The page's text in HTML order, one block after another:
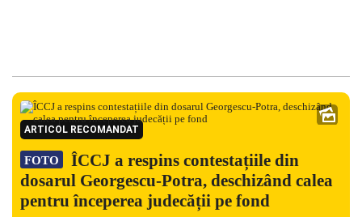
ARTICOL RECOMANDAT
FOTO
ÎCCJ a respins contestațiile din
dosarul Georgescu-Potra, deschizând calea
pentru începerea judecății pe fond